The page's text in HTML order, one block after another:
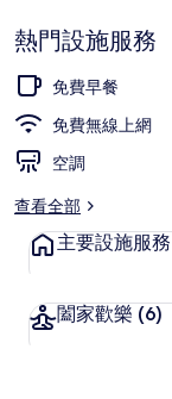
熱門設施服務
免費早餐
免費無線上網
空調
查看全部
主要設施服務
闔家歡樂 (6)